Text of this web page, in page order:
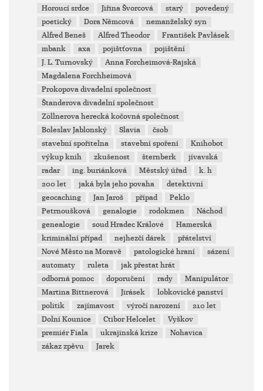
Horoucí srdce
Jiřina Švorcová starý
povedený
poetický
Dora Němcová
nemanželský syn
Alfred Beneš
Alfred Theodor
František Pavlásek
mbank
axa pojištťovna
pojištění
J. L. Turnovský
Anna Forcheimová-Rajská
Magdalena Forchheimová
Prokopova divadelní společnost
Štanderova divadelní společnost
Zöllnerova herecká kočovná společnost
Boleslav Jablonský
Slavia
čsob
stavební spořitelna
stavební spoření
Knihobot
výkup knih
zkušenost šternberk
jívavská
radar
ing. buriánková Městský úřad
k. h
200 let
jaká byla jeho povaha
detektivní
geocaching
Jan Jaroš případ
Peklo
Petrnoušková
genalogie rodokmen
Náchod
genealogie
soud Hradec Králové
Hamerská
kriminální případ
nejhezčí dárek
přátelství
Nové Město na Moravě
patologické hraní
sázení
automaty
ruleta
jak přestat hrát
odborná pomoc
doporučení rady
Manipulátor
Martina Bittnerová
Jirásek
lobkovické panství
politik
zajímavost výročí narození
210 let
Dolní Kounice
Ctibor Helcelet
Vyškov
premiér Fiala
ukrajinská krize
Nohavica
zákaz zpěvu
Jarek